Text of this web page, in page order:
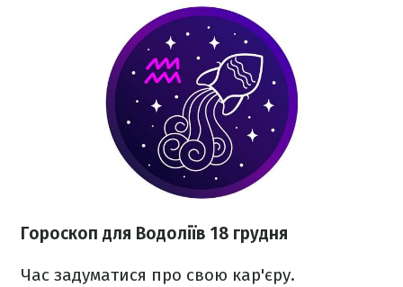
Гороскоп для Водоліїв 18 грудня
Час задуматися про свою кар'єру.